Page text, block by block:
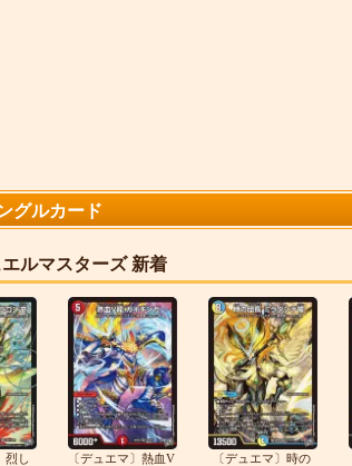
グルカード
ルマスターズ 新着
烈し
〔デュエマ〕熱血V
〔デュエマ〕時の